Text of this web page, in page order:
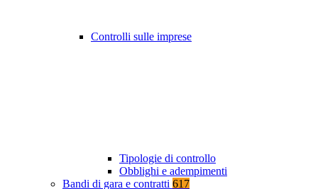
Controlli sulle imprese
Tipologie di controllo
Obblighi e adempimenti
Bandi di gara e contratti 617